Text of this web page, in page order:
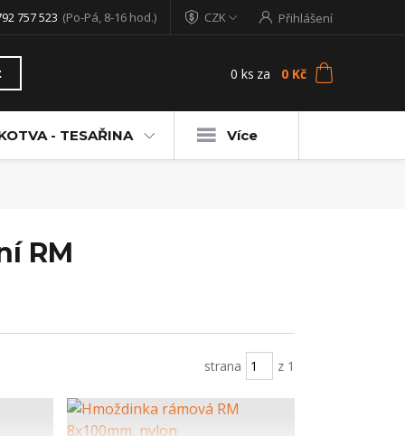
CZK Přihlášení
757 523 (Po-Pá, 8-16 hod.)
0 ks za 0 Kč
- TESAŘINA Více
RM
strana z 1